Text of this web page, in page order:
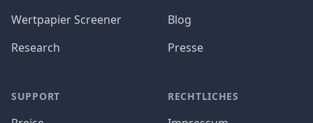
Wertpapier Screener
Research
SUPPORT
Blog
Presse
RECHTLICHES